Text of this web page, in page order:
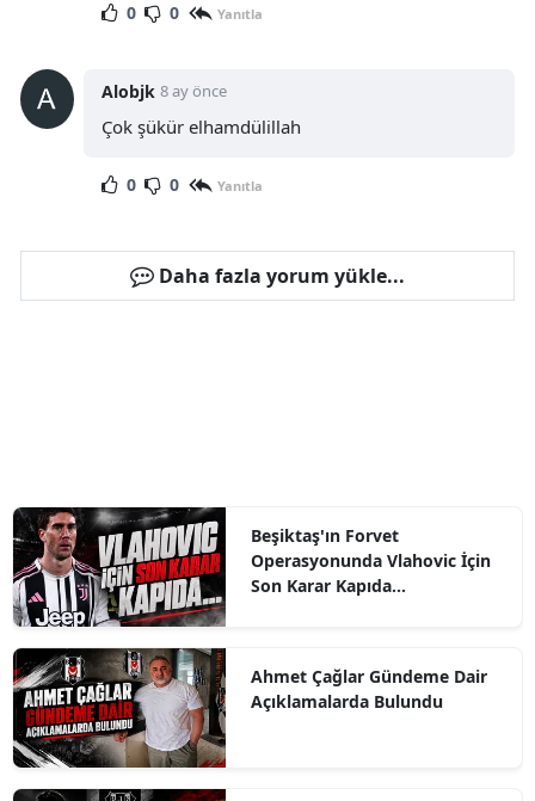
0 0 Yanıtla
Alobjk 8 ay önce
Çok şükür elhamdülillah
0 0 Yanıtla
Daha fazla yorum yükle...
Beşiktaş'ın Forvet
Operasyonunda Vlahovic İçin
Son Karar Kapıda...
Ahmet Çağlar Gündeme Dair
Açıklamalarda Bulundu